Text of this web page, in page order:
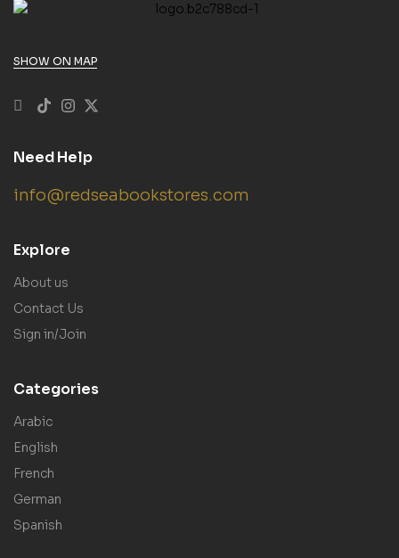
SHOW ON MAP
Need Help
info@redseabookstores.com
Explore
About us
Contact Us
Sign in/Join
Categories
Arabic
English
French
German
Spanish